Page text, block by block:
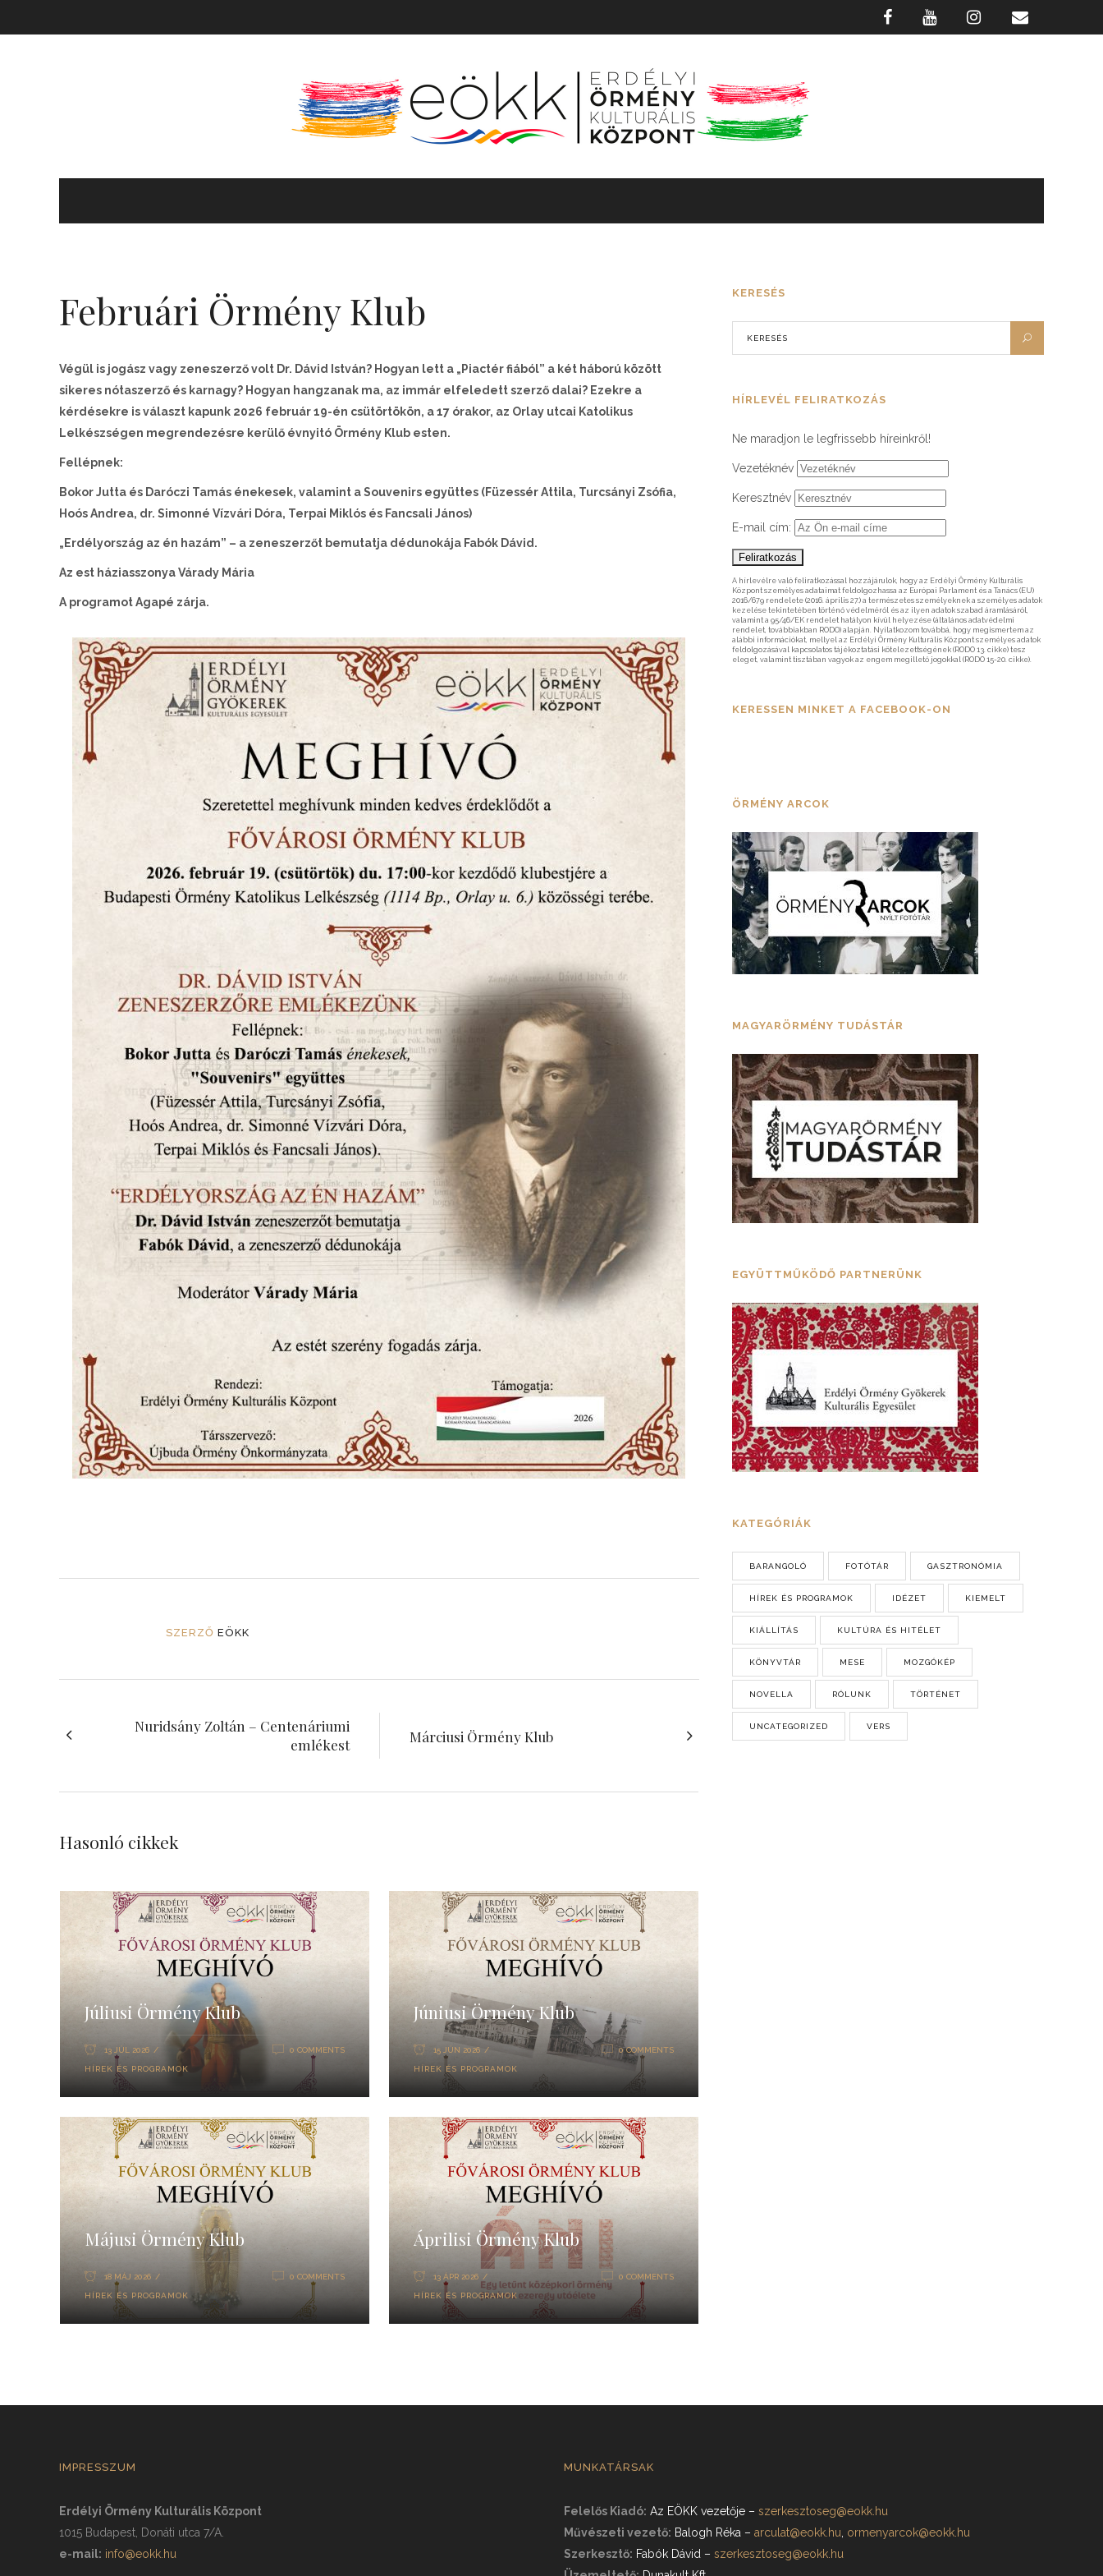
Februári Örmény Klub
Végül is jogász vagy zeneszerző volt Dr. Dávid István? Hogyan lett a „Piactér fiából” a két háború között
sikeres nótaszerző és karnagy? Hogyan hangzanak ma, az immár elfeledett szerző dalai? Ezekre a
kérdésekre is választ kapunk 2026 február 19-én csütörtökön, a 17 órakor, az Orlay utcai Katolikus
Lelkészségen megrendezésre kerülő évnyitó Örmény Klub esten.
Fellépnek:
Bokor Jutta és Daróczi Tamás énekesek, valamint a Souvenirs együttes (Füzessér Attila, Turcsányi Zsófia,
Hoós Andrea, dr. Simonné Vízvári Dóra, Terpai Miklós és Fancsali János)
„Erdélyország az én hazám” – a zeneszerzőt bemutatja dédunokája Fabók Dávid.
Az est háziasszonya Várady Mária
A programot Agapé zárja.
SZERZŐ EÖKK
Nuridsány Zoltán – Centenáriumi
emlékest
Márciusi Örmény Klub
Hasonló cikkek
Júliusi Örmény Klub
13 JÚL 2026
HÍREK ÉS PROGRAMOK
0 COMMENTS
Júniusi Örmény Klub
15 JÚN 2026
HÍREK ÉS PROGRAMOK
0 COMMENTS
Májusi Örmény Klub
18 MÁJ 2026
HÍREK ÉS PROGRAMOK
0 COMMENTS
Áprilisi Örmény Klub
13 ÁPR 2026
HÍREK ÉS PROGRAMOK
0 COMMENTS
KERESÉS
HÍRLEVÉL FELIRATKOZÁS
Ne maradjon le legfrissebb híreinkről!
Vezetéknév
Keresztnév
E-mail cím:
A hírlevélre való feliratkozással hozzájárulok, hogy az Erdélyi Örmény Kulturális
Központ személyes adataimat feldolgozhassa az Európai Parlament és a Tanács (EU)
2016/679 rendelete (2016. április 27.) a természetes személyeknek a személyes adatok
kezelése tekintetében történő védelméről és az ilyen adatok szabad áramlásáról,
valamint a 95/46/EK rendelet hatályon kívül helyezése (általános adatvédelmi
rendelet, továbbiakban RODO) alapján. Nyilatkozom továbbá, hogy megismertem az
alábbi információkat, mellyel az Erdélyi Örmény Kulturális Központ személyes adatok
feldolgozásával kapcsolatos tájékoztatási kötelezettségének (RODO 13. cikke) tesz
eleget, valamint tisztában vagyok az engem megillető jogokkal (RODO 15-20. cikke).
KERESSEN MINKET A FACEBOOK-ON
ÖRMÉNY ARCOK
MAGYARÖRMÉNY TUDÁSTÁR
EGYÜTTMŰKÖDŐ PARTNERÜNK
KATEGÓRIÁK
BARANGOLÓ FOTÓTÁR GASZTRONÓMIA
HÍREK ÉS PROGRAMOK IDÉZET KIEMELT
KIÁLLÍTÁS KULTÚRA ÉS HITÉLET
KÖNYVTÁR MESE MOZGÓKÉP
NOVELLA RÓLUNK TÖRTÉNET
UNCATEGORIZED VERS
IMPRESSZUM
Erdélyi Örmény Kulturális Központ
1015 Budapest, Donáti utca 7/A.
e-mail: info@eokk.hu
MUNKATÁRSAK
Felelős Kiadó: Az EÖKK vezetője – szerkesztoseg@eokk.hu
Művészeti vezető: Balogh Réka – arculat@eokk.hu ormenyarcok@eokk.hu
Szerkesztő: Fabók Dávid – szerkesztoseg@eokk.hu